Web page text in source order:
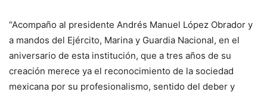
“Acompaño al presidente Andrés Manuel López Obrador y
a mandos del Ejército, Marina y Guardia Nacional, en el
aniversario de esta institución, que a tres años de su
creación merece ya el reconocimiento de la sociedad
mexicana por su profesionalismo, sentido del deber y